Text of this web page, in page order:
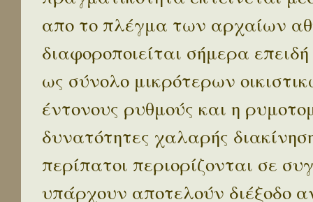
απο το πλέγμα των αρχαίων
διαφοροποιείται σήμερα
ως σύνολο μικρότερων
έντονους ρυθμούς και η
δυνατότητες χαλαρής
περίπατοι περιορίζονται σε
υπάρχουν αποτελούν διέξοδο